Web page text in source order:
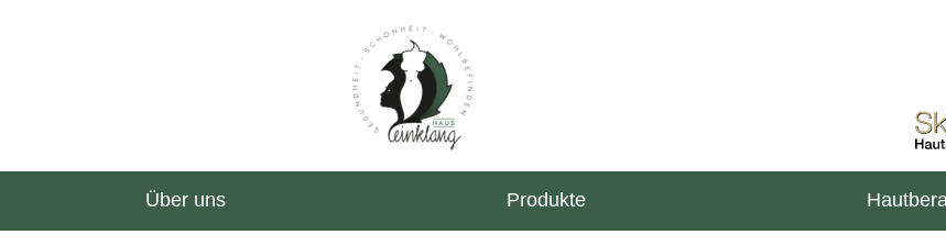
Über uns Produkte